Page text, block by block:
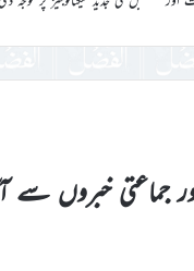
جماعتی خبروں